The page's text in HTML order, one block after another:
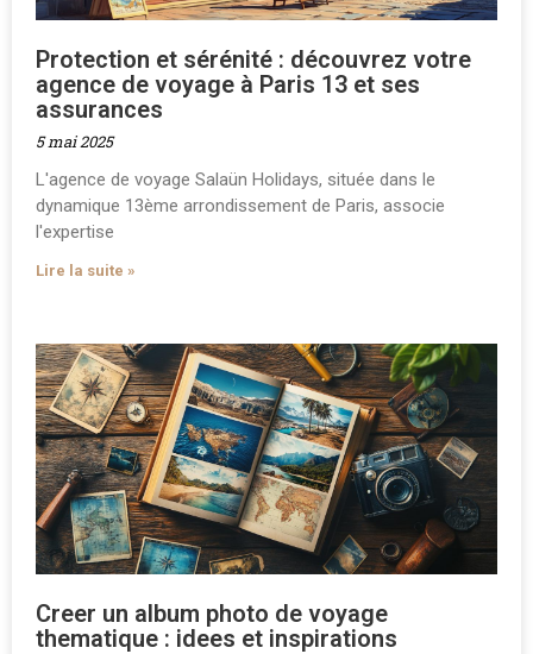
Protection et sérénité : découvrez votre
agence de voyage à Paris 13 et ses
assurances
5 mai 2025
L'agence de voyage Salaün Holidays, située dans le
dynamique 13ème arrondissement de Paris, associe
l'expertise
Lire la suite »
Creer un album photo de voyage
thematique : idees et inspirations